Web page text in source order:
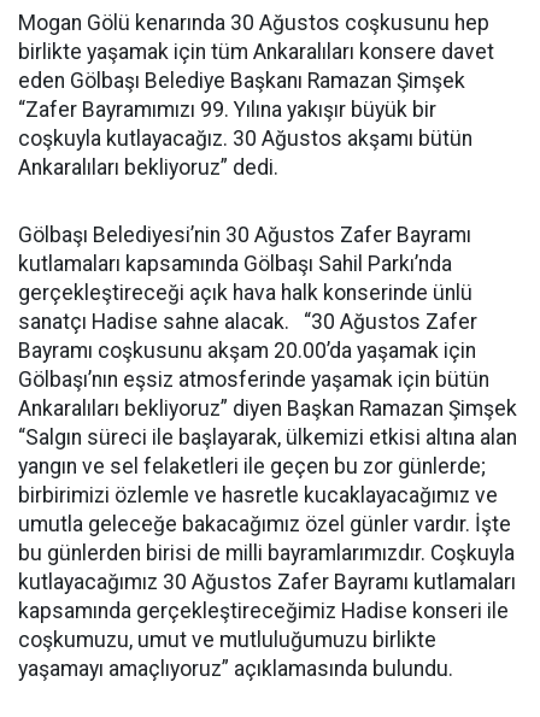
Mogan Gölü kenarında 30 Ağustos coşkusunu hep
birlikte yaşamak için tüm Ankaralıları konsere davet
eden Gölbaşı Belediye Başkanı Ramazan Şimşek
“Zafer Bayramımızı 99. Yılına yakışır büyük bir
coşkuyla kutlayacağız. 30 Ağustos akşamı bütün
Ankaralıları bekliyoruz” dedi.
Gölbaşı Belediyesi’nin 30 Ağustos Zafer Bayramı
kutlamaları kapsamında Gölbaşı Sahil Parkı’nda
gerçekleştireceği açık hava halk konserinde ünlü
sanatçı Hadise sahne alacak. “30 Ağustos Zafer
Bayramı coşkusunu akşam 20.00’da yaşamak için
Gölbaşı’nın eşsiz atmosferinde yaşamak için bütün
Ankaralıları bekliyoruz” diyen Başkan Ramazan Şimşek
“Salgın süreci ile başlayarak, ülkemizi etkisi altına alan
yangın ve sel felaketleri ile geçen bu zor günlerde;
birbirimizi özlemle ve hasretle kucaklayacağımız ve
umutla geleceğe bakacağımız özel günler vardır. İşte
bu günlerden birisi de milli bayramlarımızdır. Coşkuyla
kutlayacağımız 30 Ağustos Zafer Bayramı kutlamaları
kapsamında gerçekleştireceğimiz Hadise konseri ile
coşkumuzu, umut ve mutluluğumuzu birlikte
yaşamayı amaçlıyoruz” açıklamasında bulundu.